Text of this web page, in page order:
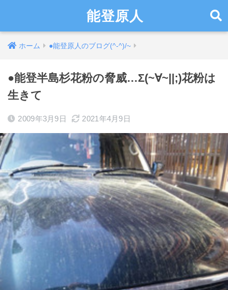
能登原人
ホーム ●能登原人のブログ(^-^)/~
●能登半島杉花粉の脅威…Σ(~∀~||;)花粉は
生きて
2009年3月9日 2021年4月9日